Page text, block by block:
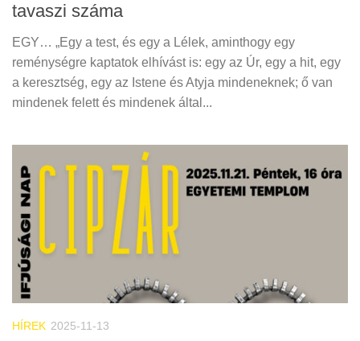
tavaszi száma
EGY… „Egy a test, és egy a Lélek, aminthogy egy
reménységre kaptatok elhívást is: egy az Úr, egy a hit, egy
a keresztség, egy az Istene és Atyja mindeneknek; ő van
mindenek felett és mindenek által...
HÍREK 2025-11-13